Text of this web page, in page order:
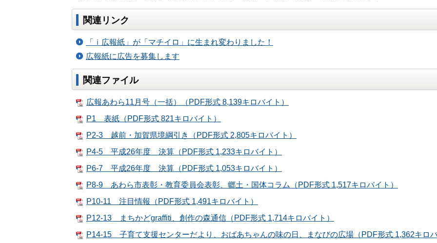
関連リンク
「ｉ広報紙」が「マチイロ」に生まれ変わりました！
広報紙に広告を募集します
関連ファイル
広報あわら11月号（一括）（PDF形式 8,139キロバイト）
P1 表紙（PDF形式 821キロバイト）
P2-3 越前・加賀県境綱引き（PDF形式 2,805キロバイト）
P4-5 平成26年度 決算（PDF形式 1,233キロバイト）
P6-7 平成26年度 決算（PDF形式 1,053キロバイト）
P8-9 あわら市表彰・教育委員会表彰、郷土・国体コラム（PDF形式 1,517キロバイト）
P10-11 注目情報（PDF形式 1,491キロバイト）
P12-13 まちかどgraffiti、創作の森通信（PDF形式 1,714キロバイト）
P14-15 子育て支援センターだより、おばあちゃんの味の日、まなびの広場（PDF形式 1,362キロ